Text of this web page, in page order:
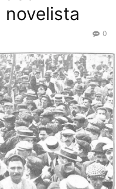
novelista
0